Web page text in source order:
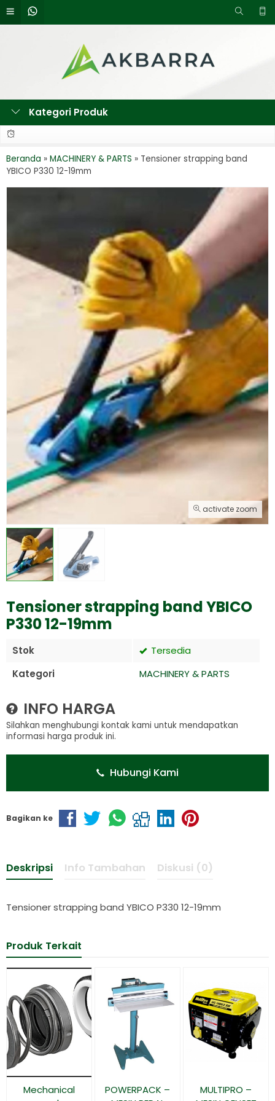
Kategori Produk
Beranda » MACHINERY & PARTS » Tensioner strapping band
YBICO P330 12-19mm
activate zoom
Tensioner strapping band YBICO
P330 12-19mm
Stok
Tersedia
Kategori
MACHINERY & PARTS
INFO HARGA
Silahkan menghubungi kontak kami untuk mendapatkan
informasi harga produk ini.
Hubungi Kami
Bagikan ke
Deskripsi Info Tambahan Diskusi (0)
Tensioner strapping band YBICO P330 12-19mm
Produk Terkait
Mechanical
POWERPACK –
MULTIPRO –